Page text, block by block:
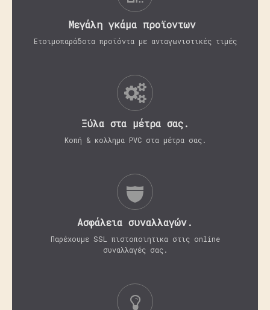
Μεγάλη γκάμα προϊοντων
Ετοιμοπαράδοτα προϊόντα με ανταγωνιστικές τιμές
Ξύλα στα μέτρα σας.
Κοπή & κολλημα PVC στα μέτρα σας.
Aσφάλεια συναλλαγών.
Παρέχουμε SSL πιστοποιητικα στις online
συναλλαγές σας.